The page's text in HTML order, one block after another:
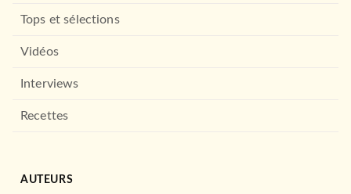
Tops et sélections
Vidéos
Interviews
Recettes
AUTEURS